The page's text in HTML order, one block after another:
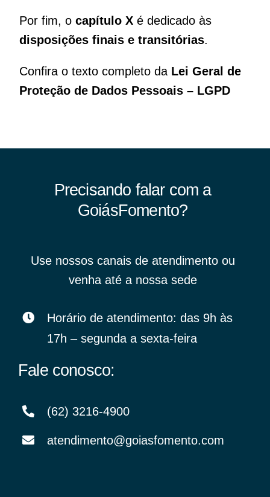
Por fim, o capítulo Xé dedicado às
disposições finais e transitórias.
Confira o texto completo da Lei Geral de
Proteção de Dados Pessoais – LGPD
Precisando falar com a
GoiásFomento?
Use nossos canais de atendimento ou
venha até a nossa sede
Horário de atendimento: das 9h às
17h – segunda a sexta-feira
Fale conosco:
(62) 3216-4900
atendimento@goiasfomento.com